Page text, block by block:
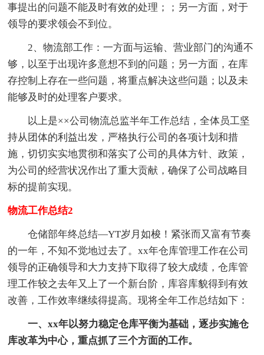
事提出的问题不能及时有效的处理；；另一方面，对于
领导的要求领会不到位。
2、物流部工作：一方面与运输、营业部门的沟通不
够，以至于出现许多意想不到的问题；另一方面，在库
存控制上存在一些问题，将重点解决这些问题；以及未
能够及时的处理客户要求。
以上是××公司物流总监半年工作总结，全体员工坚
持从团体的利益出发，严格执行公司的各项计划和措
施，切切实实地贯彻和落实了公司的具体方针、政策，
为公司的经营状况作出了重大贡献，确保了公司战略目
标的提前实现。
物流工作总结2
仓储部年终总结—YT岁月如梭！紧张而又富有节奏
的一年，不知不觉地过去了。xx年仓库管理工作在公司
领导的正确领导和大力支持下取得了较大成绩，仓库管
理工作较之去年又上了一个新台阶，库容库貌得到有效
改善，工作效率继续得提高。现将全年工作总结如下：
一、xx年以努力稳定仓库平衡为基础，逐步实施仓
库改革为中心，重点抓了三个方面的工作。